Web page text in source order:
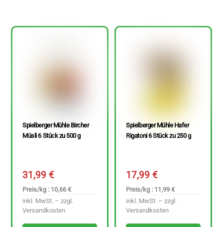
Spielberger Mühle Bircher
Müsli 6 Stück zu 500 g
31,99€
Preis/kg : 10,66 €
inkl. MwSt. – zzgl.
Versandkosten
Spielberger Mühle Hafer
Rigatoni 6 Stück zu 250 g
17,99€
Preis/kg : 11,99 €
inkl. MwSt. – zzgl.
Versandkosten